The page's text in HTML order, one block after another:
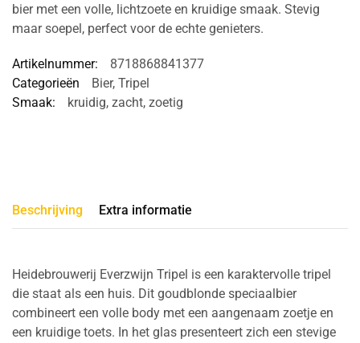
bier met een volle, lichtzoete en kruidige smaak. Stevig
maar soepel, perfect voor de echte genieters.
Artikelnummer:
8718868841377
Categorieën
Bier, Tripel
Smaak:
kruidig, zacht, zoetig
Beschrijving Extra informatie
Heidebrouwerij Everzwijn Tripel is een karaktervolle tripel
die staat als een huis. Dit goudblonde speciaalbier
combineert een volle body met een aangenaam zoetje en
een kruidige toets. In het glas presenteert zich een stevige